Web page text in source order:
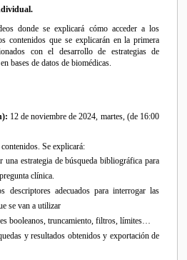
donde se explicará cómo acceder a los
contenidos que se explicarán en la primera
con el desarrollo de estrategias de
bases de datos de biomédicas.
12 de noviembre de 2024, martes, (de 16:00
Se explicará:
una estrategia de búsqueda bibliográfica para
clínica.
descriptores adecuados para interrogar las
se van a utilizar
booleanos, truncamiento, filtros, límites…
y resultados obtenidos y exportación de